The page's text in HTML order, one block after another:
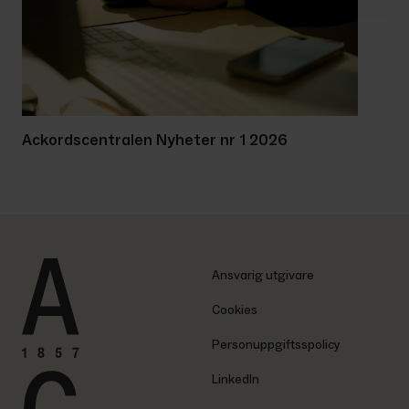
Ackordscentralen Nyheter nr 1 2026
Ansvarig utgivare
Cookies
Personuppgiftsspolicy
LinkedIn